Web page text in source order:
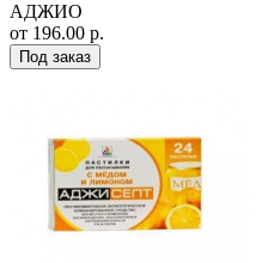
АДЖИО
от 196.00 р.
Под заказ